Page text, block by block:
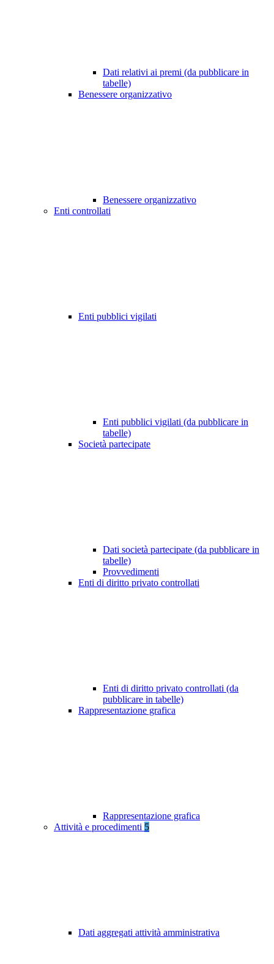
Dati relativi ai premi (da pubblicare in
tabelle)
Benessere organizzativo
Benessere organizzativo
Enti controllati
Enti pubblici vigilati
Enti pubblici vigilati (da pubblicare in
tabelle)
Società partecipate
Dati società partecipate (da pubblicare in
tabelle)
Provvedimenti
Enti di diritto privato controllati
Enti di diritto privato controllati (da
pubblicare in tabelle)
Rappresentazione grafica
Rappresentazione grafica
Attività e procedimenti 5
Dati aggregati attività amministrativa